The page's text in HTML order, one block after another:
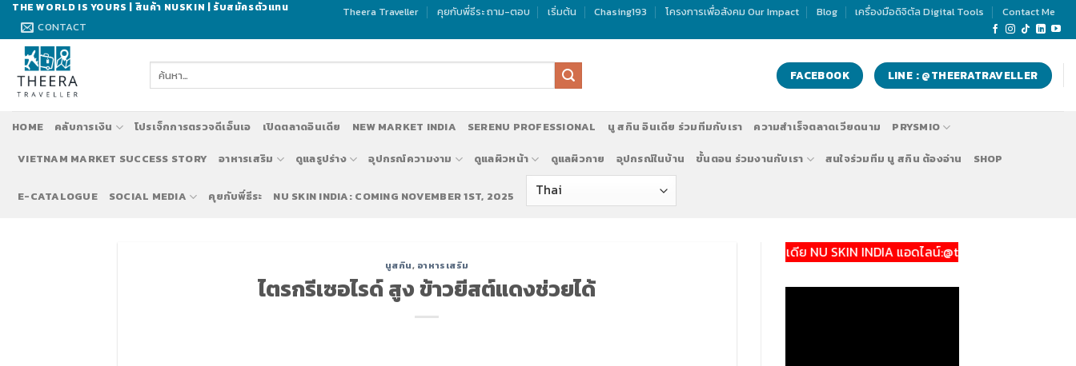
Skip
content
THE WORLD IS YOURS | สินค้า NUSKIN | รับสมัครตัวแทน
CONTACT
Theera Traveller คุยกับพี่ธีระ ถาม-ตอบ เริ่มต้น Chasing193 โครงการเพื่อสังคม Our Impact Blog เครื่องมือดิจิตัล Digital Tools Contact Me
ค้นหา: FACEBOOK LINE : @THEERATRAVELLER
HOME คลับการเงิน โปรเจ็กการตรวจดีเอ็นเอ เปิดตลาดอินเดีย NEW MARKET INDIA SERENU PROFESSIONAL นู สกิน อินเดีย ร่วมทีมกับเรา ความสำเร็จตลาดเวียดนาม PRYSMIO
VIETNAM MARKET SUCCESS STORY อาหารเสริม ดูแลรูปร่าง อุปกรณ์ความงาม ดูแลผิวหน้า ดูแลผิวกาย อุปกรณ์ในบ้าน ขั้นตอน ร่วมงานกับเรา สนใจร่วมทีม นู สกิน ต้องอ่าน SHOP
E-CATALOGUE SOCIAL MEDIA คุยกับพี่ธีระ NU SKIN INDIA: COMING NOVEMBER 1ST, 2025
นูสกิน, อาหารเสริม
ไตรกรีเซอไรด์ สูง ข้าวยีสต์แดงช่วยได้
รับสมัครทีมงานทำตลาด นู สกิน ประเทศอินเดีย NU SKIN INDIA แอดไลน์:@theeratraveller